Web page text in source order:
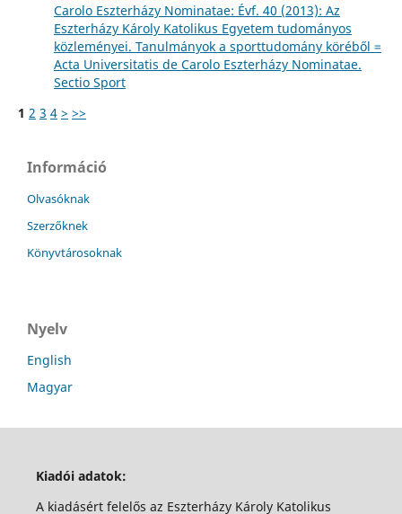
Carolo Eszterházy Nominatae: Évf. 40 (2013): Az
Eszterházy Károly Katolikus Egyetem tudományos
közleményei. Tanulmányok a sporttudomány köréből =
Acta Universitatis de Carolo Eszterházy Nominatae.
Sectio Sport
1 2 3 4 > >>
Információ
Olvasóknak
Szerzőknek
Könyvtárosoknak
Nyelv
English
Magyar
Kiadói adatok:
A kiadásért felelős az Eszterházy Károly Katolikus